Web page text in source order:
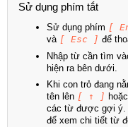
Sử dụng phím tắt
Sử dụng phím [
và [ Esc ] để
Nhập từ cần tìm
hiện ra bên dưới.
Khi con trỏ đang
tên lên [ ↑ ]
các từ được gợi ý.
để xem chi tiết từ